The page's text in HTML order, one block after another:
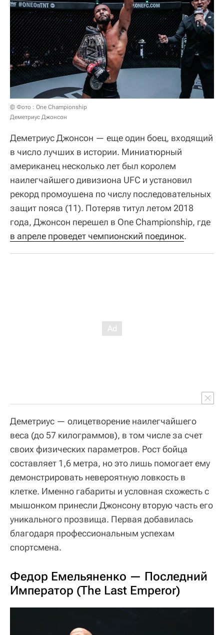
© Фото : One Championship
Деметриус Джонсон
Деметриус Джонсон — еще один боец, входящий
в число лучших в истории. Миниатюрный
американец несколько лет был королем
наилегчайшего дивизиона UFC и установил
рекорд промоушена по числу последовательных
защит пояса (11). Потеряв титул летом 2018
года, Джонсон перешел в One Championship, где
в апреле проведет чемпионский поединок.
Деметриус — олицетворение наилегчайшего
веса (до 57 килограммов), в том числе за счет
своих физических параметров. Рост бойца
составляет 1,6 метра, но это лишь помогает ему
демонстрировать невероятную ловкость в
клетке. Именно габариты и условная схожесть с
мышонком принесли Джонсону вторую часть его
уникального прозвища. Первая добавилась
благодаря профессиональным успехам
спортсмена.
Федор Емельяненко — Последний
Император (The Last Emperor)